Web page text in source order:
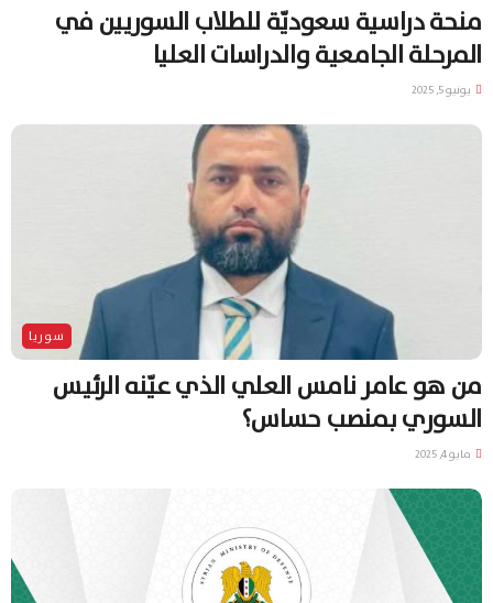
منحة دراسية سعوديّة للطلاب السوريين في
المرحلة الجامعية والدراسات العليا
يونيو 5, 2025
سوريا
من هو عامر نامس العلي الذي عيّنه الرئيس
السوري بمنصب حساس؟
مايو 4, 2025